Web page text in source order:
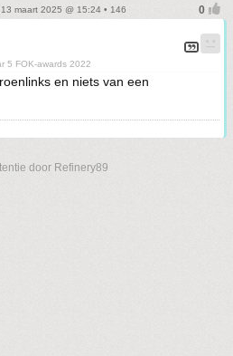
maart 2025 @ 15:24 • 146
5 FOK-awards 2022
en niets van een
door Refinery89